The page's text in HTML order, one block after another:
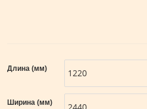
Длина (мм)
Ширина (мм)